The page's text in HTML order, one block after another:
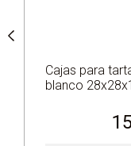
Cajas para
blanco